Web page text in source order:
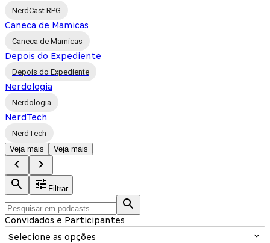
NerdCast RPG
Caneca de Mamicas
Caneca de Mamicas
Depois do Expediente
Depois do Expediente
Nerdologia
Nerdologia
NerdTech
NerdTech
Veja mais
Veja mais
Filtrar
Convidados e Participantes
Selecione as opções